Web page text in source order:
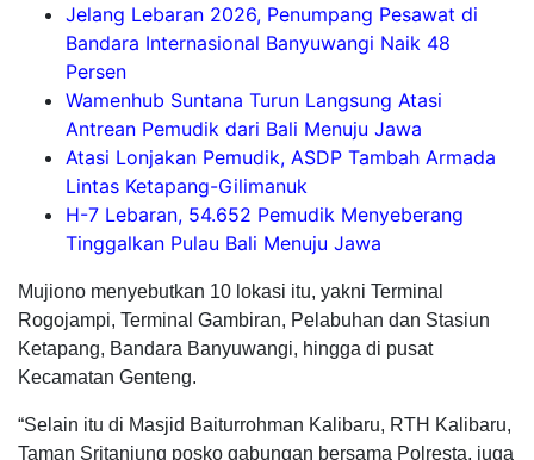
Jelang Lebaran 2026, Penumpang Pesawat di
Bandara Internasional Banyuwangi Naik 48
Persen
Wamenhub Suntana Turun Langsung Atasi
Antrean Pemudik dari Bali Menuju Jawa
Atasi Lonjakan Pemudik, ASDP Tambah Armada
Lintas Ketapang-Gilimanuk
H-7 Lebaran, 54.652 Pemudik Menyeberang
Tinggalkan Pulau Bali Menuju Jawa
Mujiono menyebutkan 10 lokasi itu, yakni Terminal
Rogojampi, Terminal Gambiran, Pelabuhan dan Stasiun
Ketapang, Bandara Banyuwangi, hingga di pusat
Kecamatan Genteng.
“Selain itu di Masjid Baiturrohman Kalibaru, RTH Kalibaru,
Taman Sritanjung posko gabungan bersama Polresta, juga